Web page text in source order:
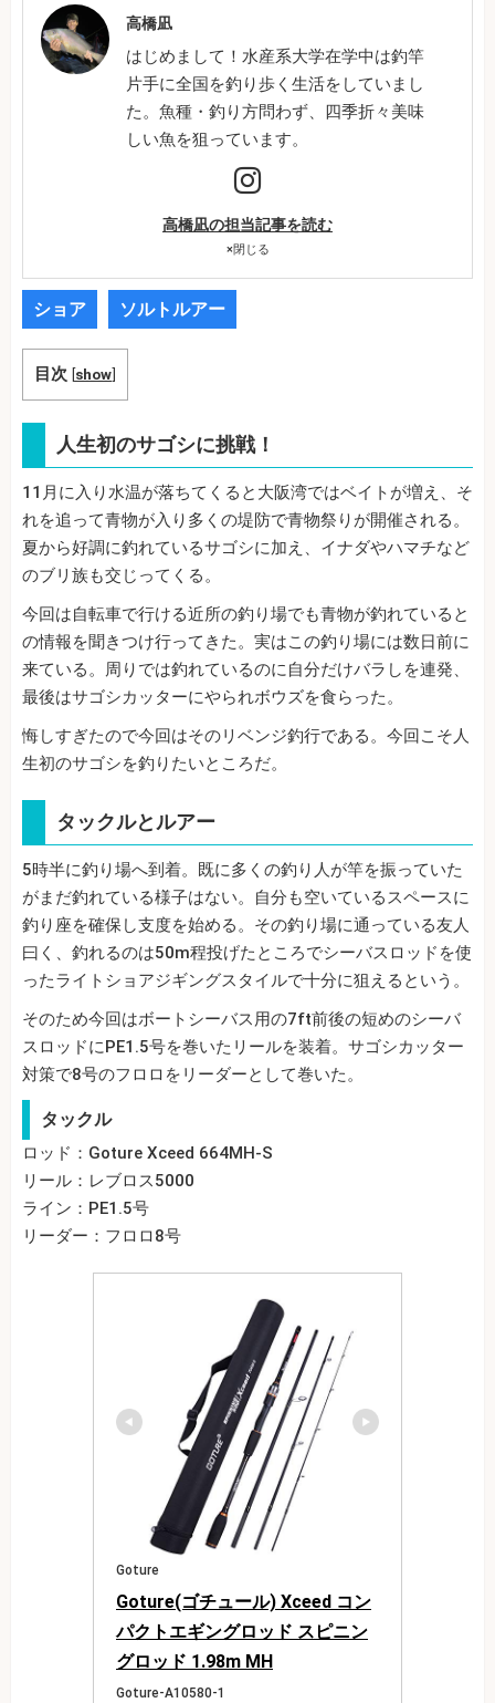
高橋凪
はじめまして！水産系大学在学中は釣竿
片手に全国を釣り歩く生活をしていまし
た。魚種・釣り方問わず、四季折々美味
しい魚を狙っています。
高橋凪の担当記事を読む
×閉じる
ショア ソルトルアー
目次 [show]
人生初のサゴシに挑戦！
11月に入り水温が落ちてくると大阪湾ではベイトが増え、そ
れを追って青物が入り多くの堤防で青物祭りが開催される。
夏から好調に釣れているサゴシに加え、イナダやハマチなど
のブリ族も交じってくる。
今回は自転車で行ける近所の釣り場でも青物が釣れていると
の情報を聞きつけ行ってきた。実はこの釣り場には数日前に
来ている。周りでは釣れているのに自分だけバラしを連発、
最後はサゴシカッターにやられボウズを食らった。
悔しすぎたので今回はそのリベンジ釣行である。今回こそ人
生初のサゴシを釣りたいところだ。
タックルとルアー
5時半に釣り場へ到着。既に多くの釣り人が竿を振っていた
がまだ釣れている様子はない。自分も空いているスペースに
釣り座を確保し支度を始める。その釣り場に通っている友人
曰く、釣れるのは50m程投げたところでシーバスロッドを使
ったライトショアジギングスタイルで十分に狙えるという。
そのため今回はボートシーバス用の7ft前後の短めのシーバ
スロッドにPE1.5号を巻いたリールを装着。サゴシカッター
対策で8号のフロロをリーダーとして巻いた。
タックル
ロッド：Goture Xceed 664MH-S
リール：レブロス5000
ライン：PE1.5号
リーダー：フロロ8号
Goture
Goture(ゴチュール) Xceed コン
パクトエギングロッド スピニン
グロッド 1.98m MH
Goture-A10580-1